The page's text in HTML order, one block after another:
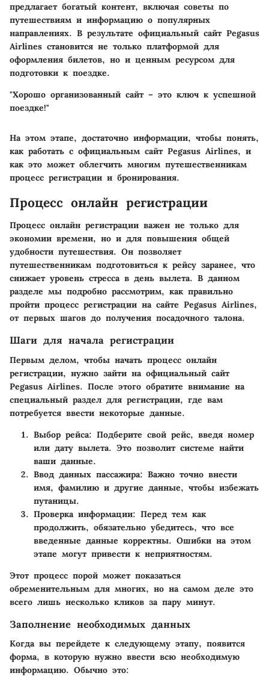
предлагает богатый контент, включая советы по
путешествиям и информацию о популярных
направлениях. В результате официальный сайт Pegasus
Airlines становится не только платформой для
оформления билетов, но и ценным ресурсом для
подготовки к поездке.
"Хорошо организованный сайт – это ключ к успешной
поездке!"
На этом этапе, достаточно информации, чтобы понять,
как работать с официальным сайт Pegasus Airlines, и
как это может облегчить многим путешественникам
процесс регистрации и бронирования.
Процесс онлайн регистрации
Процесс онлайн регистрации важен не только для
экономии времени, но и для повышения общей
удобности путешествия. Он позволяет
путешественникам подготовиться к рейсу заранее, что
снижает уровень стресса в день вылета. В данном
разделе мы подробно рассмотрим, как правильно
пройти процесс регистрации на сайте Pegasus Airlines,
от первых шагов до получения посадочного талона.
Шаги для начала регистрации
Первым делом, чтобы начать процесс онлайн
регистрации, нужно зайти на официальный сайт
Pegasus Airlines. После этого обратите внимание на
специальный раздел для регистрации, где вам
потребуется ввести некоторые данные.
Выбор рейса: Подберите свой рейс, введя номер
или дату вылета. Это позволит системе найти
ваши данные.
Ввод данных пассажира: Важно точно внести
имя, фамилию и другие данные, чтобы избежать
путаницы.
Проверка информации: Перед тем как
продолжить, обязательно убедитесь, что все
введенные данные корректны. Ошибки на этом
этапе могут привести к неприятностям.
Этот процесс порой может показаться
обременительным для многих, но на самом деле это
всего лишь несколько кликов за пару минут.
Заполнение необходимых данных
Когда вы перейдете к следующему этапу, появится
форма, в которую нужно ввести всю необходимую
информацию. Обычно это: